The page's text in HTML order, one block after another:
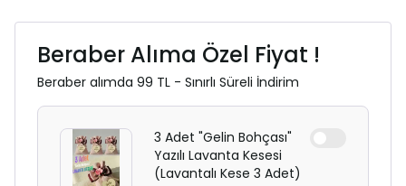
Beraber Alıma Özel Fiyat !
Beraber alımda 99 TL - Sınırlı Süreli İndirim
3 Adet "Gelin Bohçası"
Yazılı Lavanta Kesesi
(Lavantalı Kese 3 Adet)